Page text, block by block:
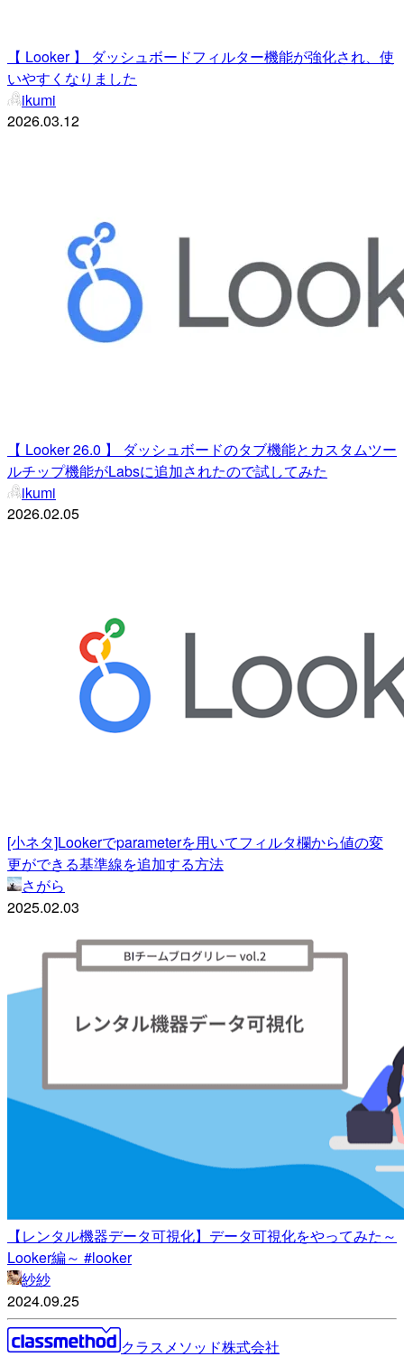
【 Looker 】 ダッシュボードフィルター機能が強化され、使
いやすくなりました
ikumi
2026.03.12
【 Looker 26.0 】 ダッシュボードのタブ機能とカスタムツー
ルチップ機能がLabsに追加されたので試してみた
ikumi
2026.02.05
[小ネタ]Lookerでparameterを用いてフィルタ欄から値の変
更ができる基準線を追加する方法
さがら
2025.02.03
【レンタル機器データ可視化】データ可視化をやってみた～
Looker編～ #looker
紗紗
2024.09.25
クラスメソッド株式会社